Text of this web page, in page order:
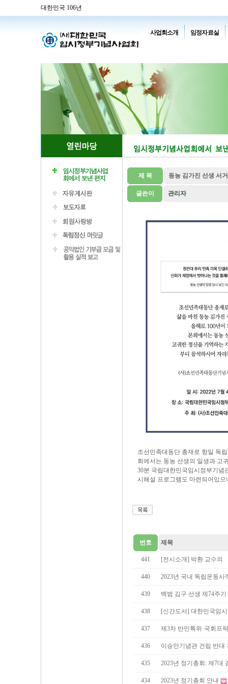
대한민국 106년
사업회소개 임정자료실
제 목 동농 김가진 선생 서
글쓴이 관리자
조선민족대동단 총재로 항일 독
회에서는 동농 선생의 일생과 고
30분 국립대한민국임시정부기념
시해설 프로그램도 마련되어있
번호 제목
441 [전시소개] 박환 교수의
440 2023년 국내 독립운동
439 백범 김구 선생 제74주
438 [신간도서] 대한민국임
437 제3차 반민특위·국회프
436 이승만기념관 건립 반대
435 2023년 정기총회: 제7대
434 2023년 정기총회 안내